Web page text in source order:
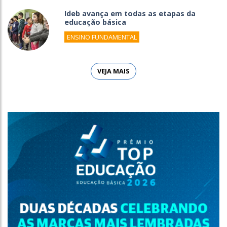
Ideb avança em todas as etapas da
educação básica
ENSINO FUNDAMENTAL
VEJA MAIS